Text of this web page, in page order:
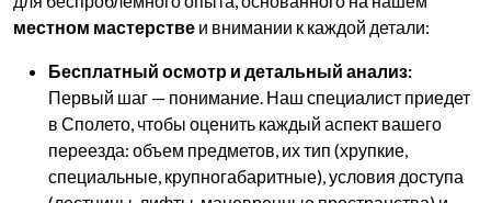
местном мастерстве и внимании к каждой детали:
Бесплатный осмотр и детальный анализ:
Первый шаг — понимание. Наш специалист приедет
в Сполето, чтобы оценить каждый аспект вашего
переезда: объем предметов, их тип (хрупкие,
специальные, крупногабаритные), условия доступа